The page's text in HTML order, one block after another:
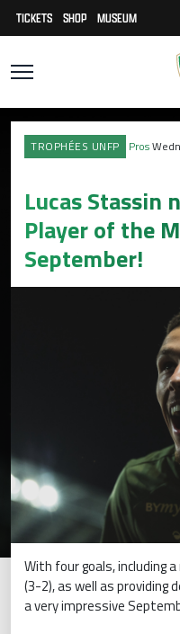
TICKETS SHOP MUSEUM
TROPHÉES UNFP Pros
Lucas Stassin
Player of the
September!
With four goals, including
(3-2), as well as providing
a very impressive